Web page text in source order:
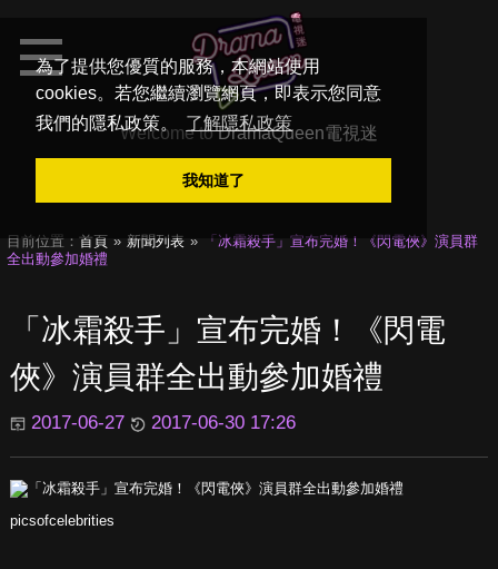
為了提供您優質的服務，本網站使用
cookies。若您繼續瀏覽網頁，即表示您同意
我們的隱私政策。
了解隱私政策
我知道了
Welcome toDramaQueen電視迷
目前位置： 首頁 新聞列表
「冰霜殺手」宣布完婚！《閃電俠》演員群
全出動參加婚禮
「冰霜殺手」宣布完婚！《閃電
俠》演員群全出動參加婚禮
2017-06-27 2017-06-30 17:26
picsofcelebrities